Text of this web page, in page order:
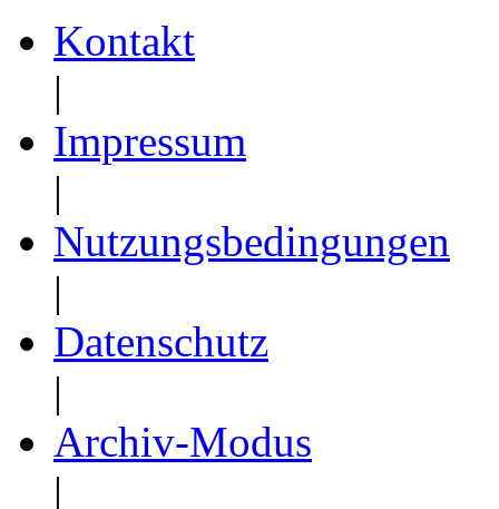
Kontakt
|
Impressum
|
Nutzungsbedingungen
|
Datenschutz
|
Archiv-Modus
|